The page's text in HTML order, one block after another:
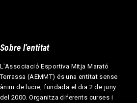
Sobre l’entitat
L'Associació Esportiva Mitja Marató
Terrassa (AEMMT) és una entitat sense
ànim de lucre, fundada el dia 2 de juny
del 2000. Organitza diferents curses i